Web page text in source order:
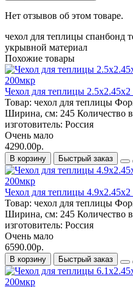
Нет отзывов об этом товаре.
чехол для теплицы спанбонд
укрывной материал
Похожие товары
Чехол для теплицы
Товар: чехол для теплицы
Ширина, см: 245 Количество
изготовитель: Россия
Очень мало
4290.00р.
В корзину Быстрый заказ
Чехол для теплицы
Товар: чехол для теплицы
Ширина, см: 245 Количество
изготовитель: Россия
Очень мало
6590.00р.
В корзину Быстрый заказ